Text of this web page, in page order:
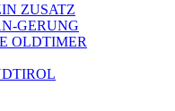
ZUSATZ
GERUNG
OLDTIMER